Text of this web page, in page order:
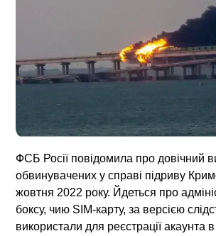
ФСБ Росії повідомила про довічний
обвинувачених у справі підриву
жовтня 2022 року. Йдеться про
боксу, чию SIM-карту, за версією
використали для реєстрації акаунта